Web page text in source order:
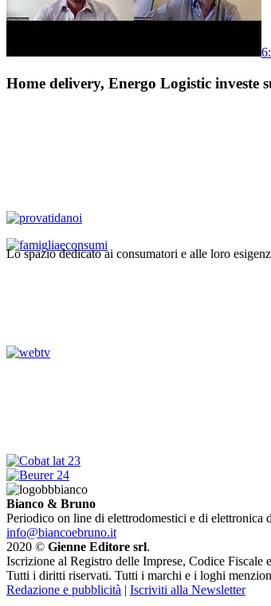
Home delivery, Energo Logistic investe
Lo spazio dedicato ai consumatori e alle loro
Bianco & Bruno
Periodico on line di elettrodomestici e di elettronica
info@biancoebruno.it
2020 © Gienne Editore srl.
Iscrizione al Registro delle Imprese, Codice
Tutti i diritti riservati. Tutti i marchi e i loghi
Redazione e pubblicità | Iscriviti alla Newsletter